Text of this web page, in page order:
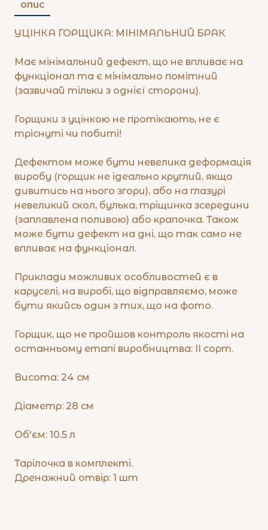
ОПИС
УЦІНКА ГОРЩИКА: МІНІМАЛЬНИЙ БРАК
Має мінімальний дефект, що не впливає на
функціонал та є мінімально помітний
(зазвичай тільки з однієї сторони).
Горщики з уцінкою не протікають, не є
тріснуті чи побиті!
Дефектом може бути невелика деформація
виробу (горщик не ідеально круглий, якщо
дивитись на нього згори), або на глазурі
невеликий скол, булька, тріщинка зсередини
(заплавлена поливою) або крапочка. Також
може бути дефект на дні, що так само не
впливає на функціонал.
Приклади можливих особливостей є в
каруселі, на виробі, що відправляємо, може
бути якийсь один з тих, що на фото.
Горщик, що не пройшов контроль якості на
останньому етапі виробництва: ІІ сорт.
Висота: 24 см
Діаметр: 28 см
Об'єм: 10.5 л
Тарілочка в комплекті.
Дренажний отвір: 1 шт